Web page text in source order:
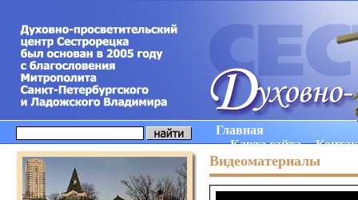
Главная
Карта сайта
Видеоматериалы